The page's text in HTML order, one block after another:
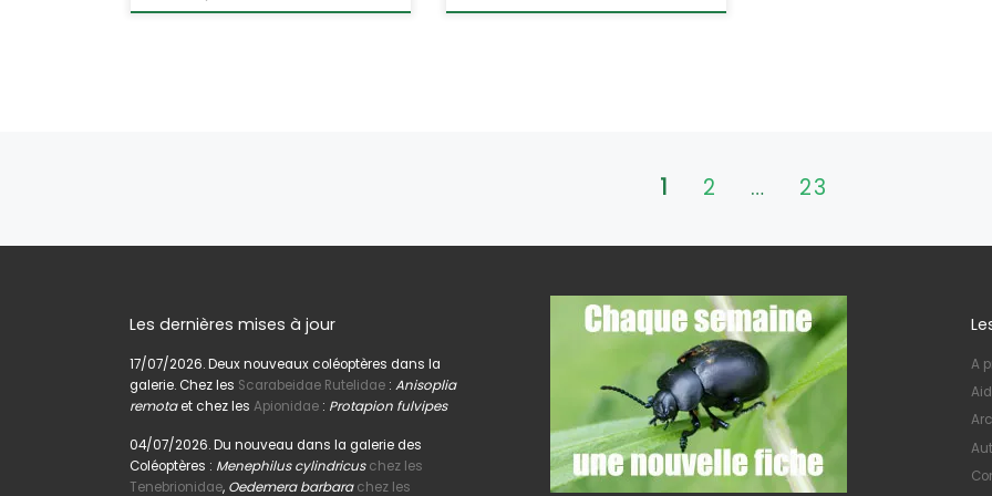
1 2 … 23
Les dernières mises à jour
17/07/2026. Deux nouveaux coléoptères dans la
galerie. Chez les Scarabeidae Rutelidae : Anisoplia
remotaet chez les Apionidae : Protapion fulvipes
04/07/2026. Du nouveau dans la galerie des
Coléoptères : Menephilus cylindricus chez les
Tenebrionidae, Oedemera barbara chez les
A